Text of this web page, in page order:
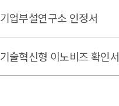
기업부설연구소 인정서
기술혁신형 이노비즈 확인서